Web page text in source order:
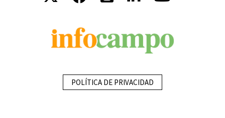
POLÍTICA DE PRIVACIDAD